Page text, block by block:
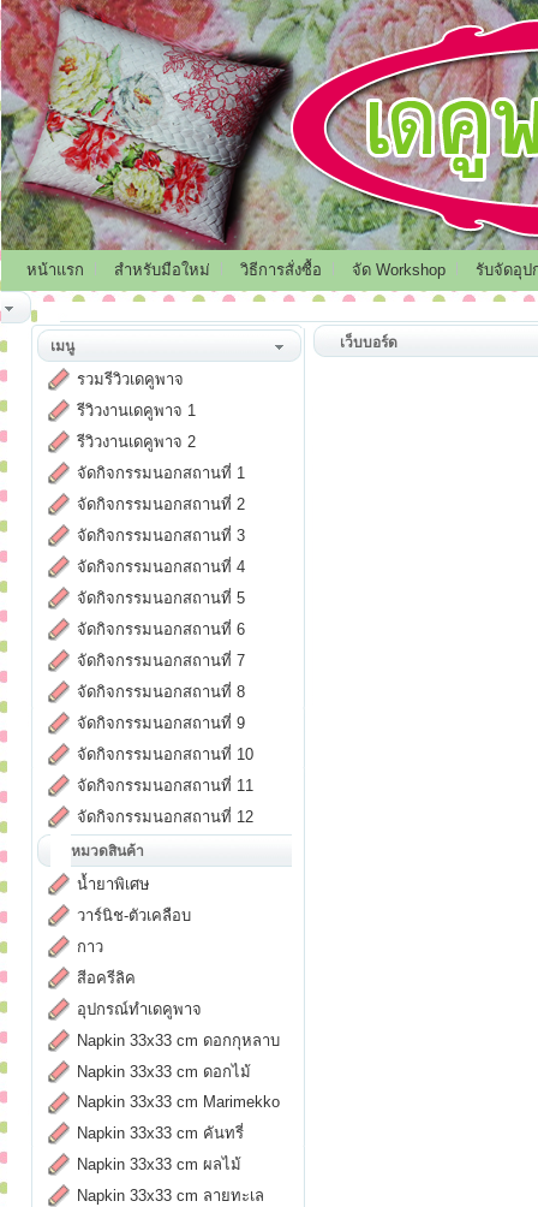
หน้าแรก สำหรับมือใหม่ วิธีการสั่งซื้อ จัด Workshop รับจัดอุป
เมนู
รวมรีวิวเดคูพาจ
รีวิวงานเดคูพาจ 1
รีวิวงานเดคูพาจ 2
จัดกิจกรรมนอกสถานที่ 1
จัดกิจกรรมนอกสถานที่ 2
จัดกิจกรรมนอกสถานที่ 3
จัดกิจกรรมนอกสถานที่ 4
จัดกิจกรรมนอกสถานที่ 5
จัดกิจกรรมนอกสถานที่ 6
จัดกิจกรรมนอกสถานที่ 7
จัดกิจกรรมนอกสถานที่ 8
จัดกิจกรรมนอกสถานที่ 9
จัดกิจกรรมนอกสถานที่ 10
จัดกิจกรรมนอกสถานที่ 11
จัดกิจกรรมนอกสถานที่ 12
หมวดสินค้า
น้ำยาพิเศษ
วาร์นิช-ตัวเคลือบ
กาว
สีอครีลิค
อุปกรณ์ทำเดคูพาจ
Napkin 33x33 cm ดอกกุหลาบ
Napkin 33x33 cm ดอกไม้
Napkin 33x33 cm Marimekko
Napkin 33x33 cm คันทรี่
Napkin 33x33 cm ผลไม้
Napkin 33x33 cm ลายทะเล
เว็บบอร์ด